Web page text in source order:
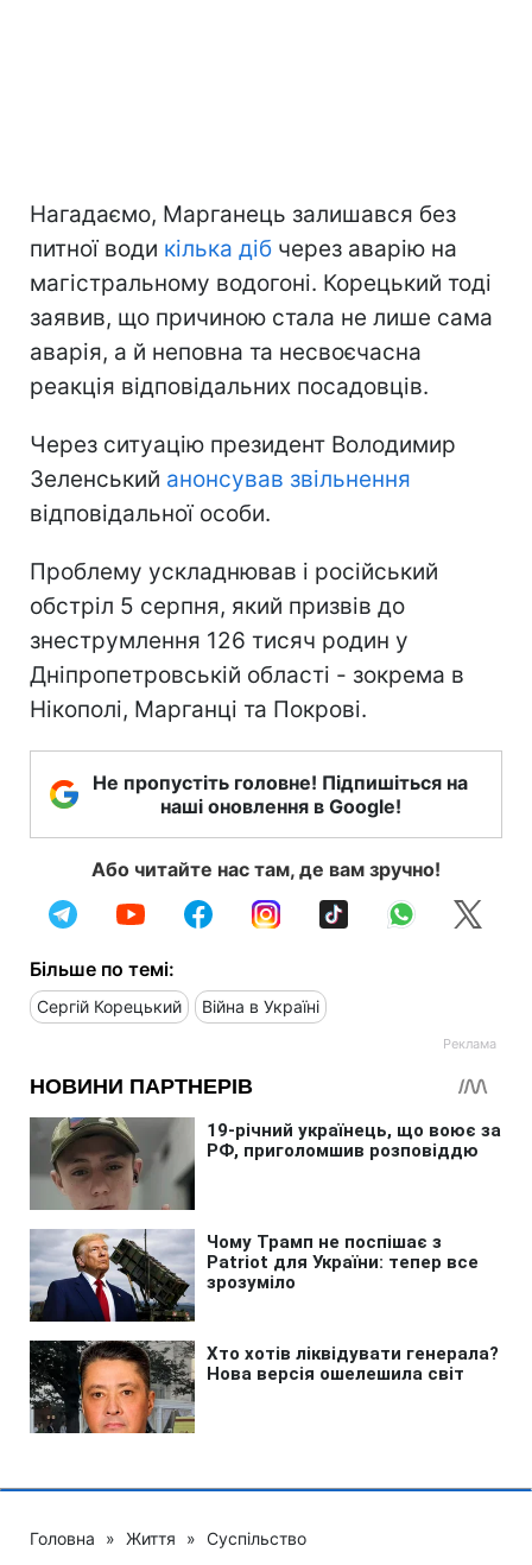
Нагадаємо, Марганець залишався без
питної води кілька діб через аварію на
магістральному водогоні. Корецький тоді
заявив, що причиною стала не лише сама
аварія, а й неповна та несвоєчасна
реакція відповідальних посадовців.
Через ситуацію президент Володимир
Зеленський анонсував звільнення
відповідальної особи.
Проблему ускладнював і російський
обстріл 5 серпня, який призвів до
знеструмлення 126 тисяч родин у
Дніпропетровській області - зокрема в
Нікополі, Марганці та Покрові.
Не пропустіть головне! Підпишіться на
наші оновлення в Google!
Або читайте нас там, де вам зручно!
Більше по темі:
Сергій Корецький Війна в Україні
Головна » Життя » Суспільство